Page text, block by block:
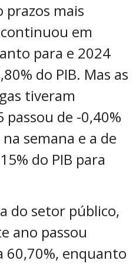
mais
em
para e 2024
do PIB. Mas as
tiveram
de -0,40%
semana e a de
do PIB para
do setor público,
ano passou
60,70%, enquanto